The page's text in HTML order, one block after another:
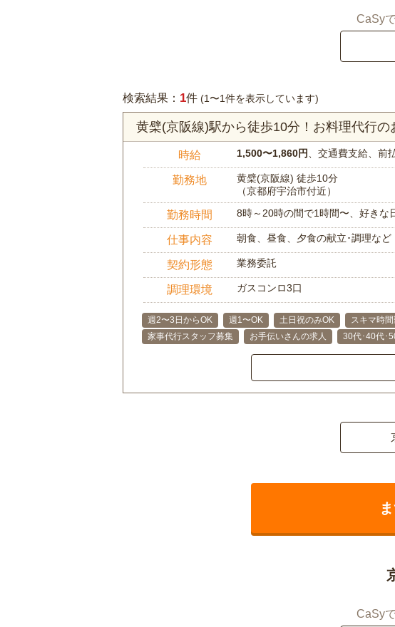
CaSy
検索結果： 1件 (1〜1件を表示しています)
黄檗(京阪線)駅から徒歩10分！お料理代行の
時給 1,500〜1,860円 、交通費支給、前
勤務地
黄檗(京阪線) 徒歩10分
（京都府宇治市付近）
勤務時間 8時～20時の間で1時間〜、好きな
仕事内容 朝食、昼食、夕食の献立･調理など
契約形態 業務委託
調理環境 ガスコンロ3口
週2〜3日からOK 週1〜OK 土日祝のみOK スキマ時
家事代行スタッフ募集
お手伝いさんの求人 30代･40代･
CaSy